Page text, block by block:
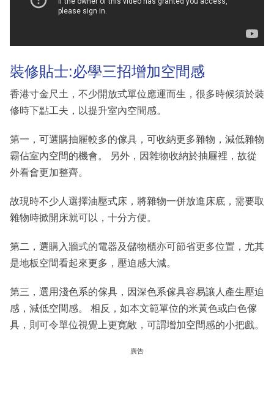
裝修貼士:必學三招增加空間感
香港寸金尺土，不少開放式單位應運而生，很多時候須於裝
修時下點工夫，以提升室內空間感。
第一，可選購抽屜較多的傢具，可收納更多雜物，減低雜物
霸佔室內空間的機會。 另外，因雜物收納於抽屜裡，故從
外看會更加整齊。
故現時不少人選擇油壓式床，將雜物一併放進床底，需要取
雜物時掀開床就可以，十分方便。
第二，選購入牆式的電器及儲物櫃亦可節省更多位置，尤其
是地板空間看起來更多，壓迫感大減。
第三，選用淺色系的傢具，因深色系傢具容易讓人產生壓迫
感，減低空間感。 相反，如本文範單位的米黃色或白色傢
具，則可令單位視覺上更寛敞，可謂增加空間感的小把戲。
廣告